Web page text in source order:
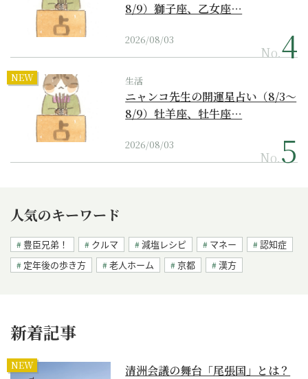
8/9）獅子座、乙女座…
2026/08/03
No.
NEW 生活
ニャンコ先生の開運星占い（8/3～
8/9）牡羊座、牡牛座…
2026/08/03
No.
人気のキーワード
豊臣兄弟！ クルマ 減塩レシピ マネー
認知症
定年後の歩き方
老人ホーム 京都 漢方
新着記事
NEW
清洲会議の舞台「尾張国」とは？